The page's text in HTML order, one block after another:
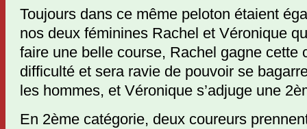
Toujours dans ce même peloton étaient
nos deux féminines Rachel et Véronique
faire une belle course, Rachel gagne cette
difficulté et sera ravie de pouvoir se
les hommes, et Véronique s’adjuge une
En 2ème catégorie, deux coureurs